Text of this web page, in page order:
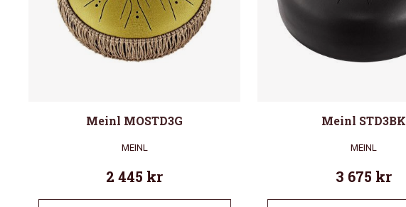
Meinl MOSTD3G
MEINL
2 445 kr
Meinl STD3BK
MEINL
3 675 kr